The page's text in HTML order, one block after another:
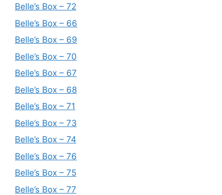
Belle’s Box – 72
Belle’s Box – 66
Belle’s Box – 69
Belle’s Box – 70
Belle’s Box – 67
Belle’s Box – 68
Belle’s Box – 71
Belle’s Box – 73
Belle’s Box – 74
Belle’s Box – 76
Belle’s Box – 75
Belle’s Box – 77